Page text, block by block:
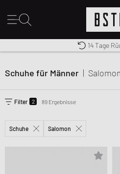
Kostenloser
Premium
14 Tage
Schuhe für Männer |
Filter 2 89 Ergebnisse
Schuhe Salomon